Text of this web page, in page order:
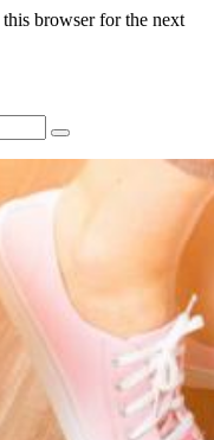
browser for the next